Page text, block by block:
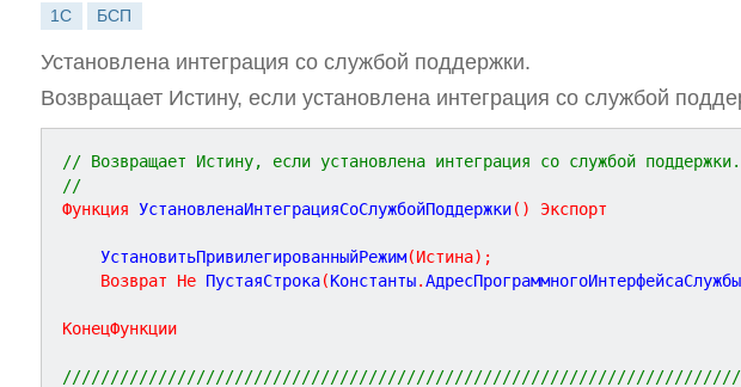
1С БСП
Установлена интеграция со службой поддержки.
Возвращает Истину, если установлена интеграция со службой
// Возвращает Истину, если установлена интеграция со службой поддержки.
//
Функция УстановленаИнтеграцияСоСлужбойПоддержки( ) Экспорт
	УстановитьПривилегированныйРежим
(Истина) ;
Возврат
Не ПустаяСтрока(Константы.
КонецФункции